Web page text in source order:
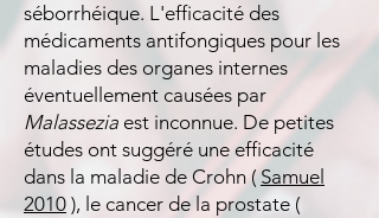
séborrhéique. L'efficacité des
médicaments antifongiques pour les
maladies des organes internes
éventuellement causées par
Malassezia est inconnue. De petites
études ont suggéré une efficacité
dans la maladie de Crohn (Samuel
2010 ), le cancer de la prostate (